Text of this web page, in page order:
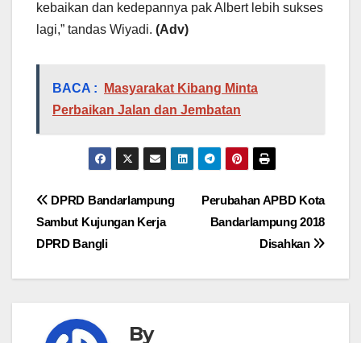
kebaikan dan kedepannya pak Albert lebih sukses
lagi,” tandas Wiyadi. (Adv)
BACA :
Masyarakat Kibang Minta
Perbaikan Jalan dan Jembatan
Navigasi
pos
Perubahan APBD Kota
Bandarlampung 2018
Disahkan
DPRD Bandarlampung
Sambut Kujungan Kerja
DPRD Bangli
By